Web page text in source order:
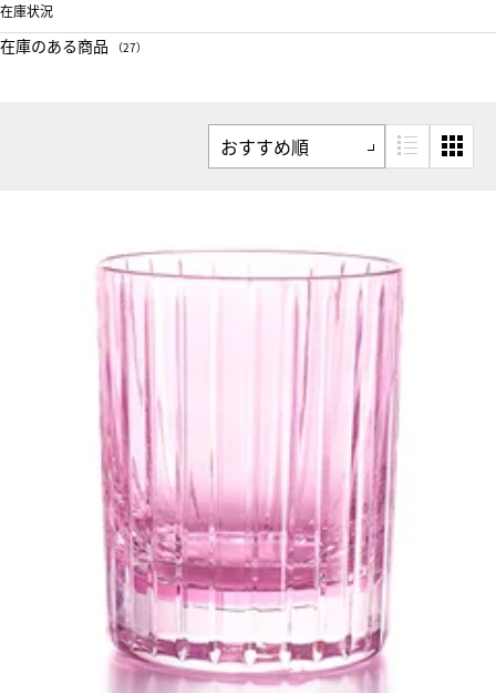
在庫状況
在庫のある商品 （27）